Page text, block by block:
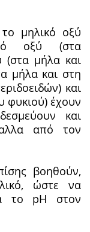
μηλικό οξύ
οξύ (στα
(στα μήλα και
μήλα και στη
και
φυκιού) έχουν
και
από τον
βοηθούν,
ώστε να
το pH στον